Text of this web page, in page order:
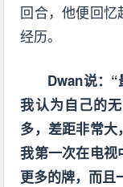
回合，他便回
经历。
Dwan说：“
我认为自己的
多，差距非常
我第一次在电视
更多的牌，而且